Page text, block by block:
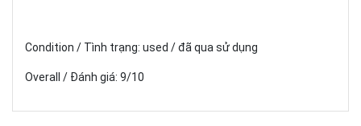
Condition / Tình trạng: used / đã qua sử dụng
Overall / Đánh giá: 9/10